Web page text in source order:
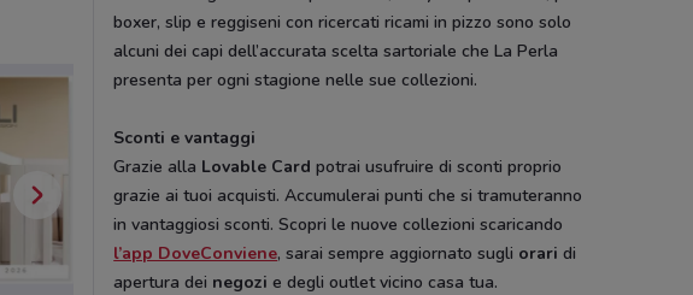
boxer, slip e reggiseni con ricercati ricami in pizzo sono solo
alcuni dei capi dell’accurata scelta sartoriale che La Perla
presenta per ogni stagione nelle sue collezioni.
Sconti e vantaggi
Grazie alla Lovable Card potrai usufruire di sconti proprio
grazie ai tuoi acquisti. Accumulerai punti che si tramuteranno
in vantaggiosi sconti. Scopri le nuove collezioni scaricando
l’app DoveConviene, sarai sempre aggiornato sugli orari di
apertura dei negozi e degli outlet vicino casa tua.